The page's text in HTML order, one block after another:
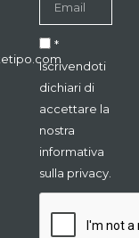
*
Iscrivendoti
dichiari di
accettare la
nostra
informativa
sulla privacy.